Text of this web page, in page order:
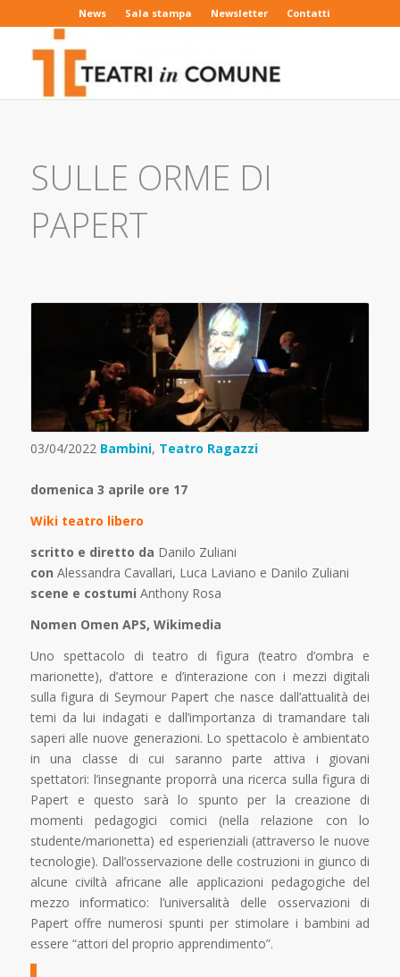
News Sala stampa Newsletter Contatti
SULLE ORME DI
PAPERT
03/04/2022 Bambini, Teatro Ragazzi
domenica 3 aprile ore 17
Wiki teatro libero
scritto e diretto da Danilo Zuliani
con Alessandra Cavallari, Luca Laviano e Danilo Zuliani
scene e costumi Anthony Rosa
Nomen Omen APS, Wikimedia
Uno spettacolo di teatro di figura (teatro d’ombra e
marionette), d’attore e d’interazione con i mezzi digitali
sulla figura di Seymour Papert che nasce dall’attualità dei
temi da lui indagati e dall’importanza di tramandare tali
saperi alle nuove generazioni. Lo spettacolo è ambientato
in una classe di cui saranno parte attiva i giovani
spettatori: l’insegnante proporrà una ricerca sulla figura di
Papert e questo sarà lo spunto per la creazione di
momenti pedagogici comici (nella relazione con lo
studente/marionetta) ed esperienziali (attraverso le nuove
tecnologie). Dall’osservazione delle costruzioni in giunco di
alcune civiltà africane alle applicazioni pedagogiche del
mezzo informatico: l’universalità delle osservazioni di
Papert offre numerosi spunti per stimolare i bambini ad
essere “attori del proprio apprendimento”.